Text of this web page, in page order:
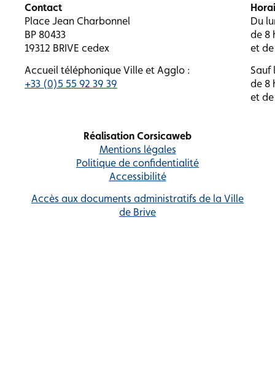
Contact
Place Jean Charbonnel
BP 80433
19312 BRIVE cedex
Accueil téléphonique Ville et Agglo :
+33 (0)5 55 92 39 39
Du
de 8
et de
Sauf
de 8
et de
Réalisation Corsicaweb
Mentions légales
Politique de confidentialité
Accessibilité
Accès aux documents administratifs de la Ville
de Brive